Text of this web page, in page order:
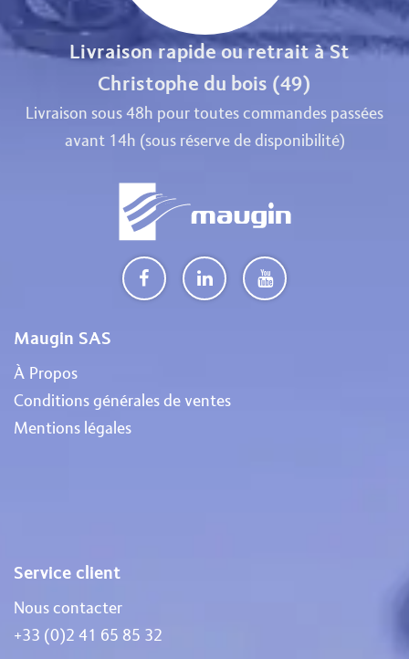
Livraison rapide ou retrait à St
Christophe du bois (49)
Livraison sous 48h pour toutes commandes passées
avant 14h (sous réserve de disponibilité)
Maugin SAS
À Propos
Conditions générales de ventes
Mentions légales
Service client
Nous contacter
+33 (0)2 41 65 85 32